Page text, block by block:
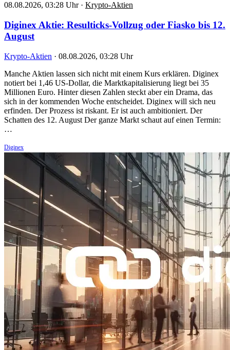
08.08.2026, 03:28 Uhr · Krypto-Aktien
Diginex Aktie: Resulticks-Vollzug oder Fiasko bis 12.
August
Krypto-Aktien · 08.08.2026, 03:28 Uhr
Manche Aktien lassen sich nicht mit einem Kurs erklären. Diginex
notiert bei 1,46 US-Dollar, die Marktkapitalisierung liegt bei 35
Millionen Euro. Hinter diesen Zahlen steckt aber ein Drama, das
sich in der kommenden Woche entscheidet. Diginex will sich neu
erfinden. Der Prozess ist riskant. Er ist auch ambitioniert. Der
Schatten des 12. August Der ganze Markt schaut auf einen Termin:
…
Diginex